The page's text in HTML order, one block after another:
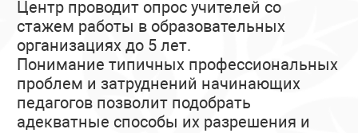
Центр проводит опрос учителей со
стажем работы в образовательных
организациях до 5 лет.
Понимание типичных профессиональных
проблем и затруднений начинающих
педагогов позволит подобрать
адекватные способы их разрешения и